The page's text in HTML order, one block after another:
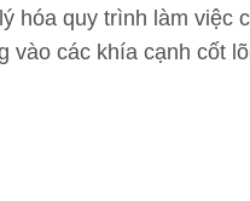
hóa quy trình làm
vào các khía cạnh cốt